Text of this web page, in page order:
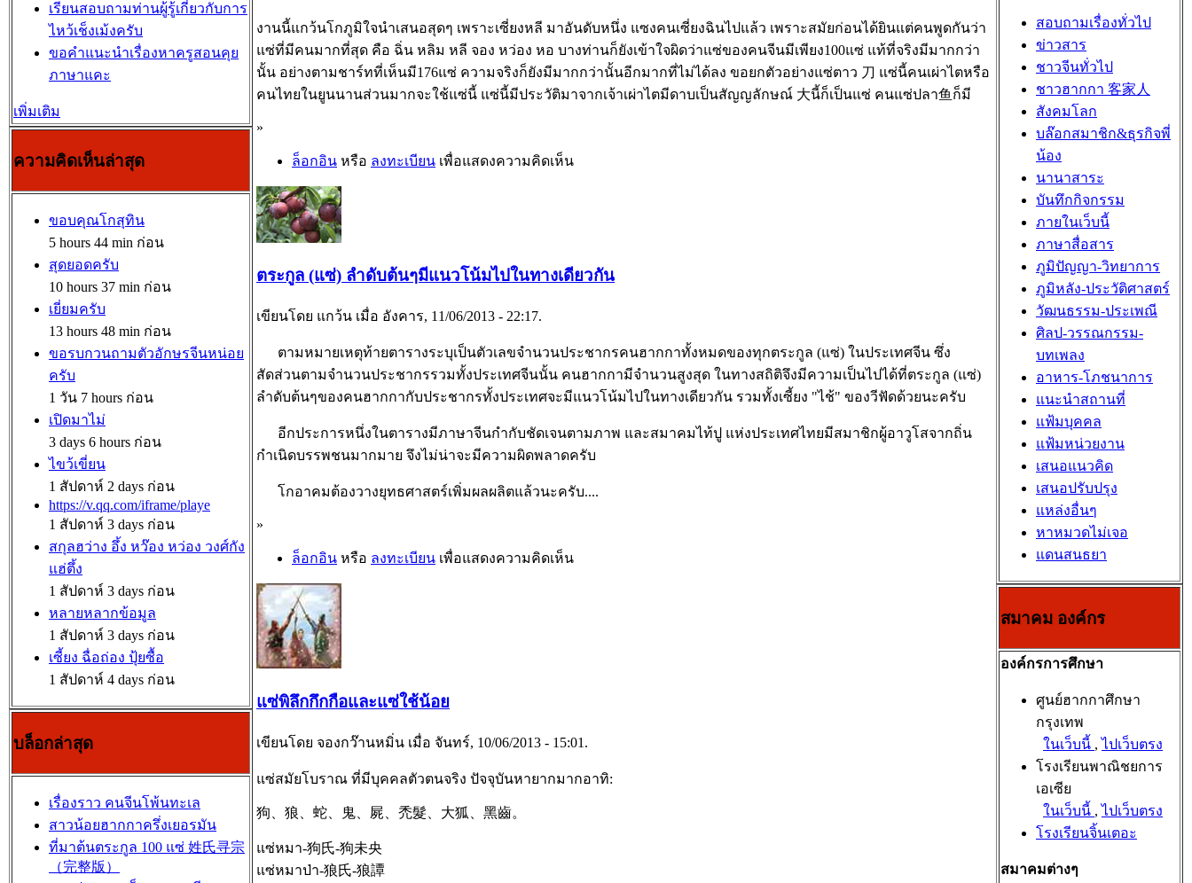
เรียนสอบถามท่านผู้รู้เกี่ยวกับการ
ไหว้เช็งเม้งครับ
ขอคำแนะนำเรื่องหาครูสอนคุย
ภาษาแคะ
เพิ่มเติม
ความคิดเห็นล่าสุด
ขอบคุณโกสุทิน
5 hours 44 min ก่อน
สุดยอดครับ
10 hours 37 min ก่อน
เยี่ยมครับ
13 hours 48 min ก่อน
ขอรบกวนถามตัวอักษรจีนหน่อย
ครับ
1 วัน 7 hours ก่อน
เปิดมาไม่
3 days 6 hours ก่อน
ไขว้เขี่ยน
1 สัปดาห์ 2 days ก่อน
https://v.qq.com/iframe/playe
1 สัปดาห์ 3 days ก่อน
สกุลฮว่าง อึ้ง หว๊อง หว่อง วงศ์กัง
แฮ่ตึ้ง
1 สัปดาห์ 3 days ก่อน
หลายหลากข้อมูล
1 สัปดาห์ 3 days ก่อน
เซี้ยง ฉื่อถ่อง ปุ้ยซื้อ
1 สัปดาห์ 4 days ก่อน
บล็อกล่าสุด
เรื่องราว คนจีนโพ้นทะเล
สาวน้อยฮากกาครึ่งเยอรมัน
ที่มาต้นตระกูล 100 แซ่ 姓氏寻宗
（完整版）
งานนี้แกว้นโกภูมิใจนำเสนอสุดๆ เพราะเซี่ยงหลี มาอันดับหนึ่ง แซงคนเซี่ยงฉินไปแล้ว เพราะสมัยก่อนได้ยินแต่คนพูดกันว่า
แซ่ที่มีคนมากที่สุด คือ ฉิ่น หลิม หลี จอง หว่อง หอ บางท่านก็ยังเข้าใจผิดว่าแซ่ของคนจีนมีเพียง100แซ่ แท้ที่จริงมีมากกว่า
นั้น อย่างตามชาร์ทที่เห็นมี176แซ่ ความจริงก็ยังมีมากกว่านั้นอีกมากที่ไม่ได้ลง ขอยกตัวอย่างแซ่ตาว 刀 แซ่นี้คนเผ่าไตหรือ
คนไทยในยูนนานส่วนมากจะใช้แซ่นี้ แซ่นี้มีประวัติมาจากเจ้าเผ่าไตมีดาบเป็นสัญญลักษณ์ 大นี้ก็เป็นแซ่ คนแซ่ปลา鱼ก็มี
»
ล็อกอิน หรือ ลงทะเบียน เพื่อแสดงความคิดเห็น
ตระกูล (แซ่) ลำดับต้นๆมีแนวโน้มไปในทางเดียวกัน
เขียนโดย แกว้น เมื่อ อังคาร, 11/06/2013 - 22:17.
ตามหมายเหตุท้ายตารางระบุเป็นตัวเลขจำนวนประชากรคนฮากกาทั้งหมดของทุกตระกูล (แซ่) ในประเทศจีน ซึ่ง
สัดส่วนตามจำนวนประชากรรวมทั้งประเทศจีนนั้น คนฮากกามีจำนวนสูงสุด ในทางสถิติจึงมีความเป็นไปได้ที่ตระกูล (แซ่)
ลำดับต้นๆของคนฮากกากับประชากรทั้งประเทศจะมีแนวโน้มไปในทางเดียวกัน รวมทั้งเซี้ยง "ไช้" ของวีฟัดด้วยนะครับ
อีกประการหนึ่งในตารางมีภาษาจีนกำกับชัดเจนตามภาพ และสมาคมไท้ปู แห่งประเทศไทยมีสมาชิกผู้อาวูโสจากถิ่น
กำเนิดบรรพชนมากมาย จึงไม่น่าจะมีความผิดพลาดครับ
โกอาคมต้องวางยุทธศาสตร์เพิ่มผลผลิตแล้วนะครับ....
»
ล็อกอิน หรือ ลงทะเบียน เพื่อแสดงความคิดเห็น
แซ่พิลึกกึกกือและแซ่ใช้น้อย
เขียนโดย จองกว๊านหมิ่น เมื่อ จันทร์, 10/06/2013 - 15:01.
แซ่สมัยโบราณ ที่มีบุคคลตัวตนจริง ปัจจุบันหายากมากอาทิ:
狗、狼、蛇、鬼、屍、禿髮、大狐、黑齒。
แซ่หมา-狗氏-狗未央
แซ่หมาป่า-狼氏-狼譚
สอบถามเรื่องทั่วไป
ข่าวสาร
ชาวจีนทั่วไป
ชาวฮากกา 客家人
สังคมโลก
บล๊อกสมาชิก&ธุรกิจพี่
น้อง
นานาสาระ
บันทึกกิจกรรม
ภายในเว็บนี้
ภาษาสื่อสาร
ภูมิปัญญา-วิทยาการ
ภูมิหลัง-ประวัติศาสตร์
วัฒนธรรม-ประเพณี
ศิลป-วรรณกรรม-
บทเพลง
อาหาร-โภชนาการ
แนะนำสถานที่
แฟ้มบุคคล
แฟ้มหน่วยงาน
เสนอแนวคิด
เสนอปรับปรุง
แหล่งอื่นๆ
หาหมวดไม่เจอ
แดนสนธยา
สมาคม องค์กร
องค์กรการศึกษา
ศูนย์ฮากกาศึกษา
กรุงเทพ
ในเว็บนี้ ,ไปเว็บตรง
โรงเรียนพาณิชยการ
เอเซีย
ในเว็บนี้ ,ไปเว็บตรง
โรงเรียนจิ้นเตอะ
สมาคมต่างๆ